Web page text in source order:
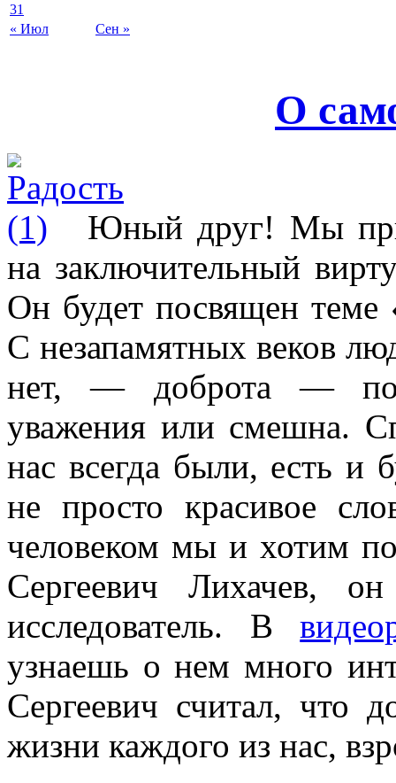
« Июл Сен »
31
О
Юный друг! Мы
на заключительный
Он будет посвящен теме
С незапамятных веков
нет, — доброта —
уважения или смешна.
нас всегда были, есть и
не просто красивое
человеком мы и хотим
Сергеевич
исследователь. В
узнаешь о нем много
Сергеевич считал, что
жизни каждого из нас,